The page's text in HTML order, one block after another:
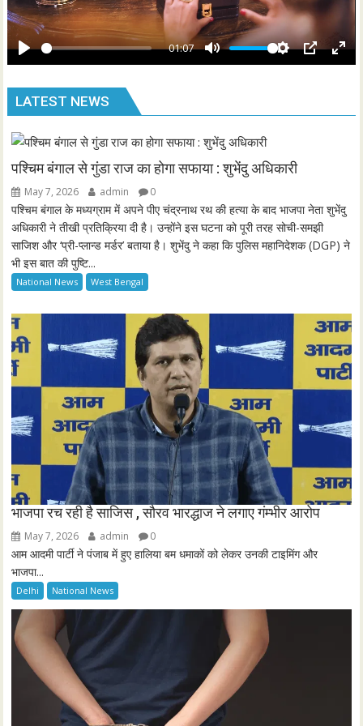
e
e
P
l
a
01:07
M
S
n
s
P
E
l
s
e
n
l
a
y
LATEST NEWS
पश्चिम बंगाल से गुंडा राज का होगा सफाया : शुभेंदु अधिकारी
May 7, 2026 admin 0
पश्चिम बंगाल के मध्यग्राम में अपने पीए चंद्रनाथ रथ की हत्या के बाद भाजपा नेता शुभेंदु
अधिकारी ने तीखी प्रतिक्रिया दी है। उन्होंने इस घटना को पूरी तरह सोची-समझी
साजिश और ‘प्री-प्लान्ड मर्डर’ बताया है। शुभेंदु ने कहा कि पुलिस महानिदेशक (DGP) ने
भी इस बात की पुष्टि...
National News West Bengal
भाजपा रच रही है साजिस , सौरव भारद्धाज ने लगाए गंम्भीर आरोप
May 7, 2026 admin 0
आम आदमी पार्टी ने पंजाब में हुए हालिया बम धमाकों को लेकर उनकी टाइमिंग और
भाजपा...
Delhi National News